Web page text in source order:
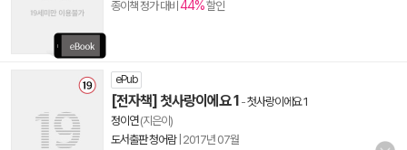
종이책 정가 대비 44%할인
ePub
[전자책] 첫사랑이에요 1 -첫사랑이에요 1
정이연(지은이)
도서출판 청어람| 2017년 07월